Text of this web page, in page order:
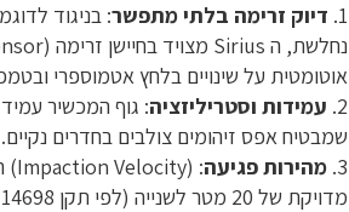
1. דיוק זרימה בלתי מתפשר: בניגוד
אוטומטית על שינויים בלחץ אטמוספרי
2. עמידות וסטריליזציה
שמבטיח אפס זיהומים צולבים בחדרים נקיים.
3. מהירות פגיעה